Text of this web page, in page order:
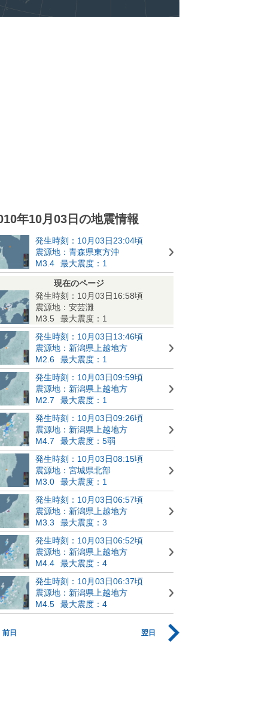
年10月03日の地震情報
発生時刻：10月03日23:04頃
震源地：青森県東方沖
M3.4
最大震度：1
現在のページ
発生時刻：10月03日16:58頃
震源地：安芸灘
M3.5
最大震度：1
発生時刻：10月03日13:46頃
震源地：新潟県上越地方
M2.6
最大震度：1
発生時刻：10月03日09:59頃
震源地：新潟県上越地方
M2.7
最大震度：1
発生時刻：10月03日09:26頃
震源地：新潟県上越地方
M4.7
最大震度：5弱
発生時刻：10月03日08:15頃
震源地：宮城県北部
M3.0
最大震度：1
発生時刻：10月03日06:57頃
震源地：新潟県上越地方
M3.3
最大震度：3
発生時刻：10月03日06:52頃
震源地：新潟県上越地方
M4.4
最大震度：4
発生時刻：10月03日06:37頃
震源地：新潟県上越地方
M4.5
最大震度：4
前日 翌日